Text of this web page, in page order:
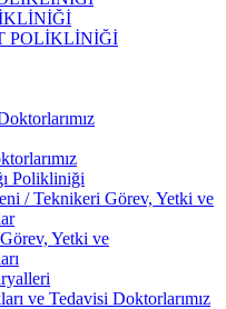
POLİKLİNİĞİ
Polikliniği
/ Teknikeri Görev, Yetki ve
Yetki ve
ve Tedavisi Doktorlarımız